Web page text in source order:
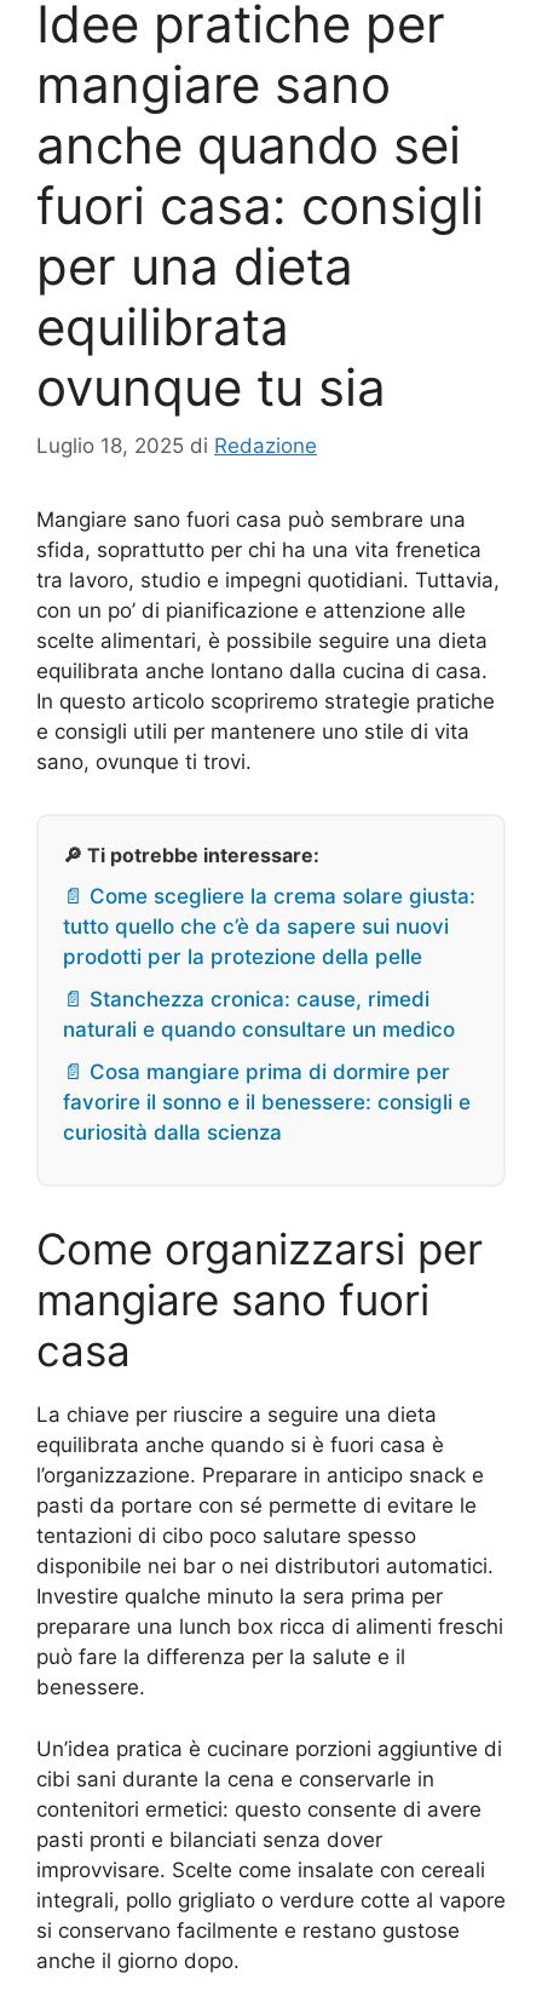
Idee pratiche per
mangiare sano
anche quando sei
fuori casa: consigli
per una dieta
equilibrata
ovunque tu sia
Luglio 18, 2025 di Redazione
Mangiare sano fuori casa può sembrare una
sfida, soprattutto per chi ha una vita frenetica
tra lavoro, studio e impegni quotidiani. Tuttavia,
con un po’ di pianificazione e attenzione alle
scelte alimentari, è possibile seguire una dieta
equilibrata anche lontano dalla cucina di casa.
In questo articolo scopriremo strategie pratiche
e consigli utili per mantenere uno stile di vita
sano, ovunque ti trovi.
🔎 Ti potrebbe interessare:
📄 Come scegliere la crema solare giusta:
tutto quello che c’è da sapere sui nuovi
prodotti per la protezione della pelle
📄 Stanchezza cronica: cause, rimedi
naturali e quando consultare un medico
📄 Cosa mangiare prima di dormire per
favorire il sonno e il benessere: consigli e
curiosità dalla scienza
Come organizzarsi per
mangiare sano fuori
casa
La chiave per riuscire a seguire una dieta
equilibrata anche quando si è fuori casa è
l’organizzazione. Preparare in anticipo snack e
pasti da portare con sé permette di evitare le
tentazioni di cibo poco salutare spesso
disponibile nei bar o nei distributori automatici.
Investire qualche minuto la sera prima per
preparare una lunch box ricca di alimenti freschi
può fare la differenza per la salute e il
benessere.
Un’idea pratica è cucinare porzioni aggiuntive di
cibi sani durante la cena e conservarle in
contenitori ermetici: questo consente di avere
pasti pronti e bilanciati senza dover
improvvisare. Scelte come insalate con cereali
integrali, pollo grigliato o verdure cotte al vapore
si conservano facilmente e restano gustose
anche il giorno dopo.